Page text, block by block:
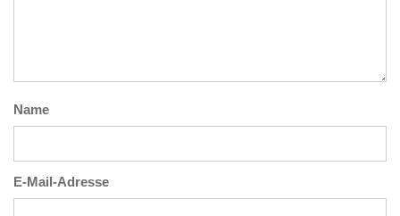
Name
E-Mail-Adresse